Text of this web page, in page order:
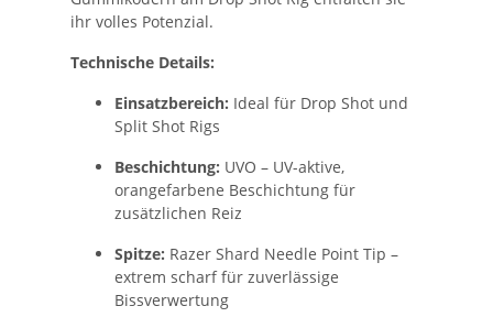
ihr volles Potenzial.
Technische Details:
Einsatzbereich: Ideal für Drop Shot und
Split Shot Rigs
Beschichtung: UVO – UV-aktive,
orangefarbene Beschichtung für
zusätzlichen Reiz
Spitze: Razer Shard Needle Point Tip –
extrem scharf für zuverlässige
Bissverwertung